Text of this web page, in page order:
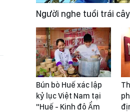
Người nghe tuổi trái cây
Bún bò Huế xác lập
kỷ lục Việt Nam tại
"Huế - Kinh đô Ẩm